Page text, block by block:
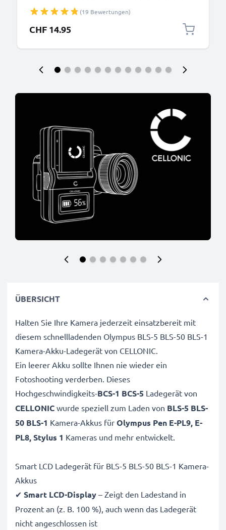
von CELLONIC
(19 Bewertungen)
CHF 14.95
ÜBERSICHT
Halten Sie Ihre Kamera jederzeit einsatzbereit mit
diesem schnellladenden Olympus BLS-5 BLS-50 BLS-1
Kamera-Akku-Ladegerät von CELLONIC.
Ein leerer Akku sollte Ihnen nie wieder ein
Fotoshooting verderben. Dieses
Hochgeschwindigkeits-BCS-1 BCS-5 Ladegerät von
CELLONIC wurde speziell zum Laden von BLS-5 BLS-
50 BLS-1 Kamera-Akkus für Olympus Pen E-PL9, E-
PL8, Stylus 1 Kameras und mehr entwickelt.
Smart LCD Ladegerät für BLS-5 BLS-50 BLS-1 Kamera-
Akkus
✔ Smart LCD-Display – Zeigt den Ladestand in
Prozent an (z. B. 100 %), auch wenn das Ladegerät
nicht angeschlossen ist